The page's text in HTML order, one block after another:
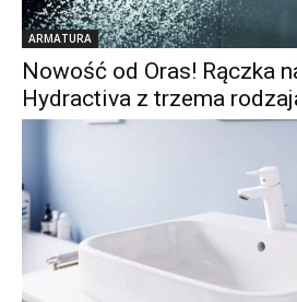
ARMATURA
Nowość od Oras! Rączka
Hydractiva z trzema